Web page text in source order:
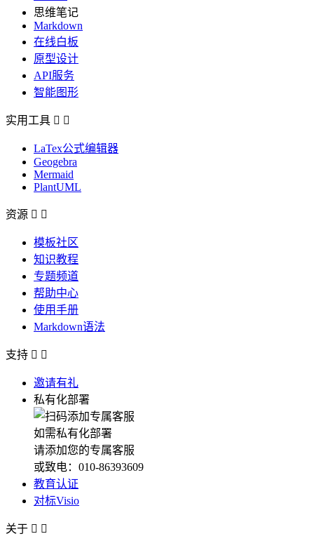
思维笔记
Markdown
在线白板
原型设计
API服务
智能图形
实用工具  
LaTex公式编辑器
Geogebra
Mermaid
PlantUML
资源  
模板社区
知识教程
专题频道
帮助中心
使用手册
Markdown语法
支持  
邀请有礼
私有化部署
如需私有化部署
请添加您的专属客服
或致电：010-86393609
教育认证
对标Visio
关于  